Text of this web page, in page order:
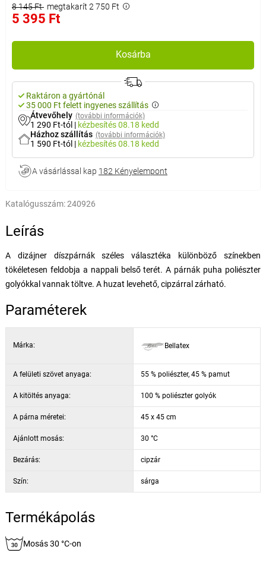
8 145 Ft megtakarít 2 750 Ft
5 395 Ft
Kosárba
Raktáron a gyártónál
35 000 Ft felett ingyenes szállítás
Átvevőhely (további információk)
1 290 Ft-tól | kézbesítés08.18 kedd
Házhoz szállítás (további információk)
1 590 Ft-tól | kézbesítés08.18 kedd
A vásárlással kap 182 Kényelempont
Katalógusszám:240926
Leírás
A dizájner díszpárnák széles választéka különböző színekben
tökéletesen feldobja a nappali belső terét. A párnák puha poliészter
golyókkal vannak töltve. A huzat levehető, cipzárral zárható.
Paraméterek
Márka: Bellatex
A felületi szövet anyaga: 55 % poliészter, 45 % pamut
A kitöltés anyaga: 100 % poliészter golyók
A párna méretei: 45 x 45 cm
Ajánlott mosás: 30 °C
Bezárás: cipzár
Szín: sárga
Termékápolás
Mosás 30 °C-on